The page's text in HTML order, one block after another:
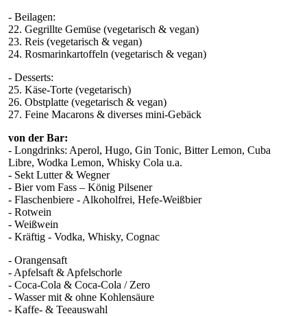
- Beilagen:
22. Gegrillte Gemüse (vegetarisch & vegan)
23. Reis (vegetarisch & vegan)
24. Rosmarinkartoffeln (vegetarisch & vegan)
- Desserts:
25. Käse-Torte (vegetarisch)
26. Obstplatte (vegetarisch & vegan)
27. Feine Macarons & diverses mini-Gebäck
von der Bar:
- Longdrinks: Aperol, Hugo, Gin Tonic, Bitter Lemon, Cuba
Libre, Wodka Lemon, Whisky Cola u.a.
- Sekt Lutter & Wegner
- Bier vom Fass – König Pilsener
- Flaschenbiere - Alkoholfrei, Hefe-Weißbier
- Rotwein
- Weißwein
- Kräftig - Vodka, Whisky, Cognac
- Orangensaft
- Apfelsaft & Apfelschorle
- Coca-Cola & Coca-Cola / Zero
- Wasser mit & ohne Kohlensäure
- Kaffe- & Teeauswahl